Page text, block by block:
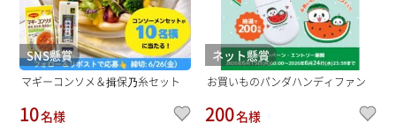
SNS懸賞
マギーコンソメ＆揖保乃糸セット
10名様
ネット懸賞
お買いものパンダハンディファン
200名様